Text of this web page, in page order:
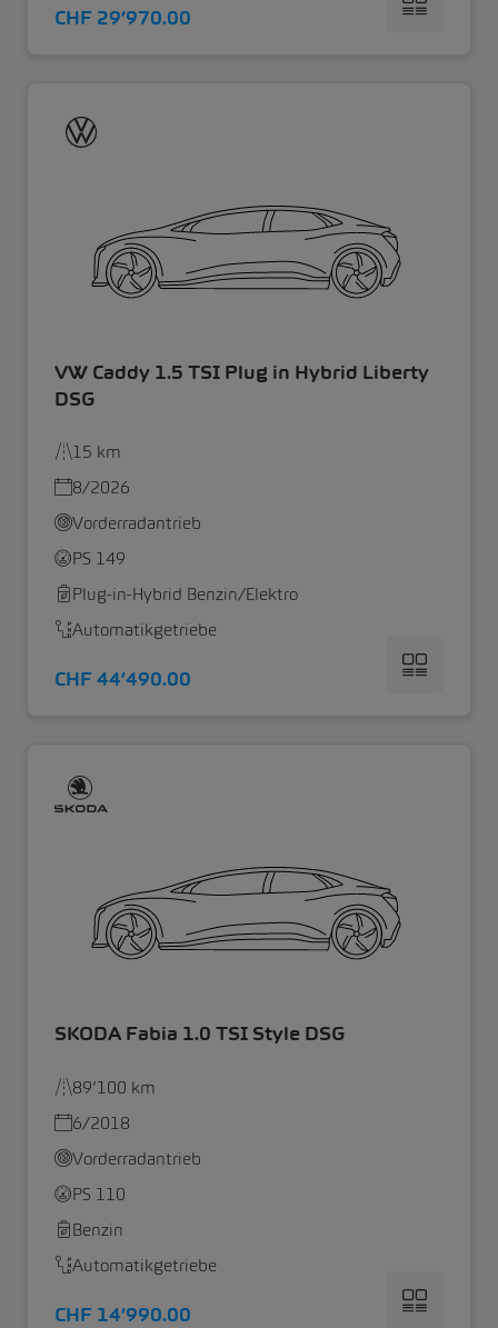
CHF 29’970.00
VW Caddy 1.5 TSI Plug in Hybrid Liberty
DSG
15 km
8/2026
Vorderradantrieb
PS 149
Plug-in-Hybrid Benzin/Elektro
Automatikgetriebe
CHF 44’490.00
SKODA Fabia 1.0 TSI Style DSG
89’100 km
6/2018
Vorderradantrieb
PS 110
Benzin
Automatikgetriebe
CHF 14’990.00